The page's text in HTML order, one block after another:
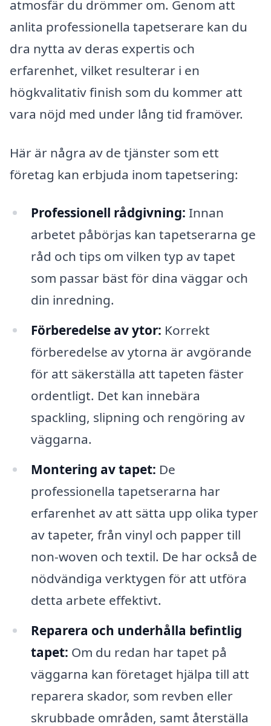
atmosfär du drömmer om. Genom att
anlita professionella tapetserare kan du
dra nytta av deras expertis och
erfarenhet, vilket resulterar i en
högkvalitativ finish som du kommer att
vara nöjd med under lång tid framöver.
Här är några av de tjänster som ett
företag kan erbjuda inom tapetsering:
Professionell rådgivning: Innan
arbetet påbörjas kan tapetserarna ge
råd och tips om vilken typ av tapet
som passar bäst för dina väggar och
din inredning.
Förberedelse av ytor: Korrekt
förberedelse av ytorna är avgörande
för att säkerställa att tapeten fäster
ordentligt. Det kan innebära
spackling, slipning och rengöring av
väggarna.
Montering av tapet: De
professionella tapetserarna har
erfarenhet av att sätta upp olika typer
av tapeter, från vinyl och papper till
non-woven och textil. De har också de
nödvändiga verktygen för att utföra
detta arbete effektivt.
Reparera och underhålla befintlig
tapet: Om du redan har tapet på
väggarna kan företaget hjälpa till att
reparera skador, som revben eller
skrubbade områden, samt återställa